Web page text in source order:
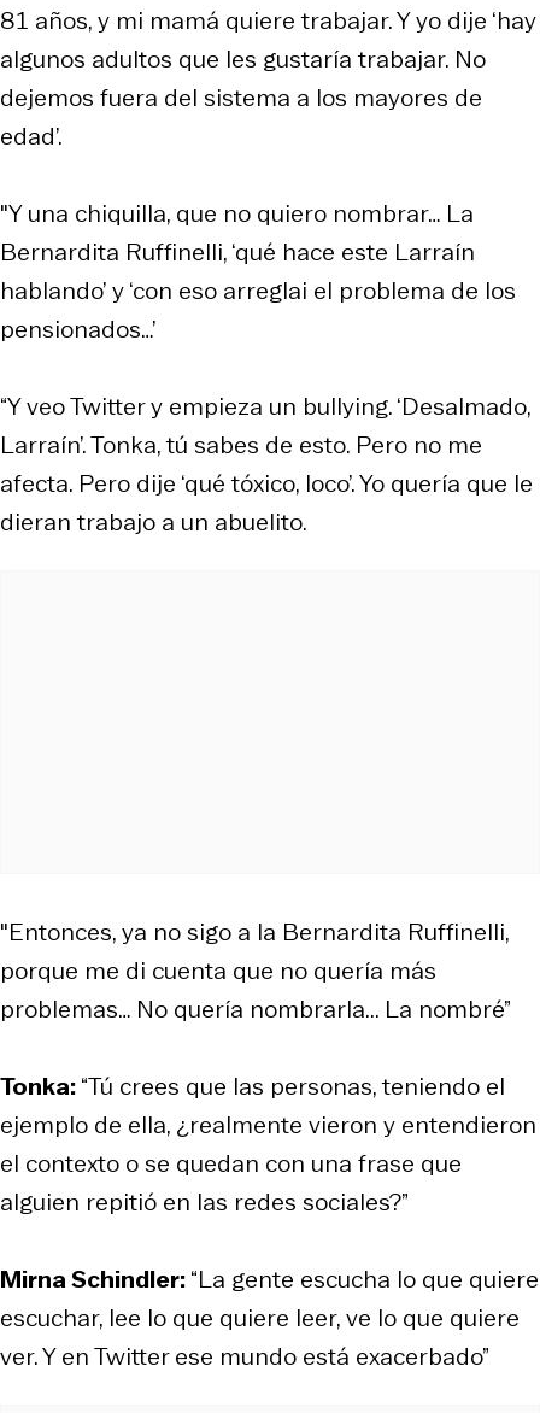
81 años, y mi mamá quiere trabajar. Y yo dije ‘hay
algunos adultos que les gustaría trabajar. No
dejemos fuera del sistema a los mayores de
edad’.
"Y una chiquilla, que no quiero nombrar… La
Bernardita Ruffinelli, ‘qué hace este Larraín
hablando’ y ‘con eso arreglai el problema de los
pensionados…’
“Y veo Twitter y empieza un bullying. ‘Desalmado,
Larraín’. Tonka, tú sabes de esto. Pero no me
afecta. Pero dije ‘qué tóxico, loco’. Yo quería que le
dieran trabajo a un abuelito.
"Entonces, ya no sigo a la Bernardita Ruffinelli,
porque me di cuenta que no quería más
problemas… No quería nombrarla... La nombré”
Tonka:“Tú crees que las personas, teniendo el
ejemplo de ella, ¿realmente vieron y entendieron
el contexto o se quedan con una frase que
alguien repitió en las redes sociales?”
Mirna Schindler:“La gente escucha lo que quiere
escuchar, lee lo que quiere leer, ve lo que quiere
ver. Y en Twitter ese mundo está exacerbado”